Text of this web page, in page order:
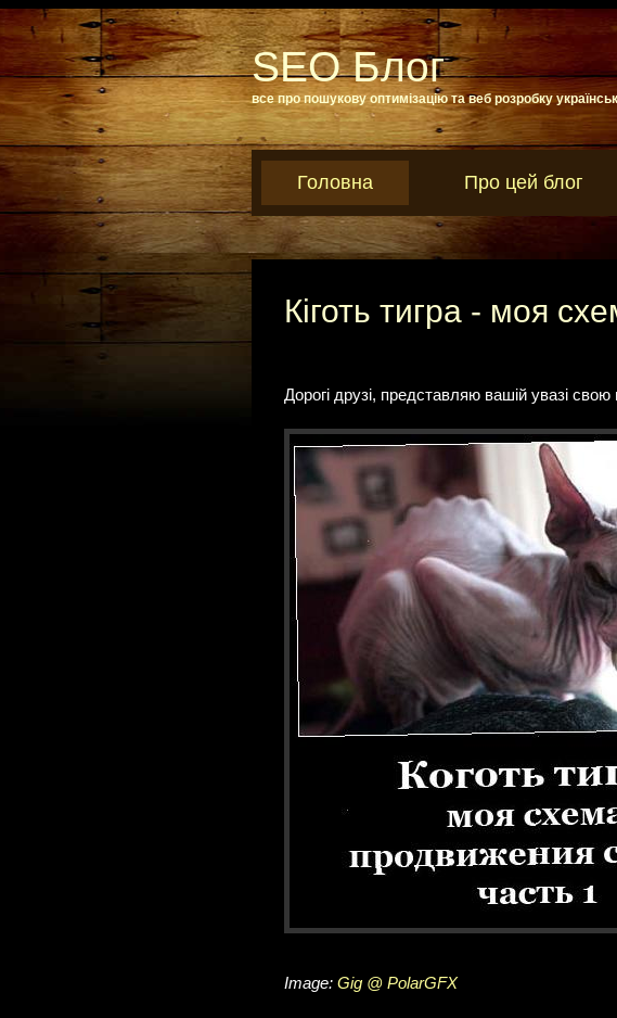
SEO Блог
все про пошукову оптимізацію та веб розробку
Головна Про цей блог
Кіготь тигра - моя
Дорогі друзі, представляю вашій увазі
Image: Gig @ PolarGFX